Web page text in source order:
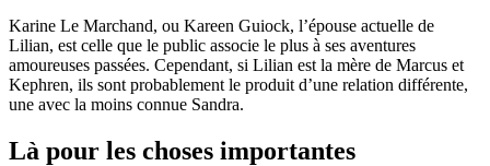
Karine Le Marchand, ou Kareen Guiock, l’épouse actuelle de
Lilian, est celle que le public associe le plus à ses aventures
amoureuses passées. Cependant, si Lilian est la mère de Marcus et
Kephren, ils sont probablement le produit d’une relation différente,
une avec la moins connue Sandra.
Là pour les choses importantes